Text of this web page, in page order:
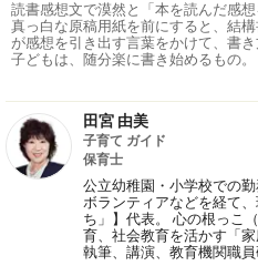
読書感想文で漠然と「本を読んだ感
真っ白な原稿用紙を前にすると、結
が感想を引き出す言葉をかけて、書
子どもは、随分楽に書き始めるもの。
田宮 由美
子育て ガイド
保育士
公立幼稚園・小学校での
ボランティアなどを経て
ち」】代表。 心の根っこ
育、社会教育を活かす「
執筆、講演、教育機関職